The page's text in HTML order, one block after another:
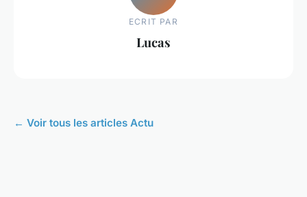
ECRIT PAR
Lucas
← Voir tous les articles Actu